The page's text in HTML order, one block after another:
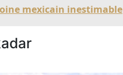
mexicain inestimable